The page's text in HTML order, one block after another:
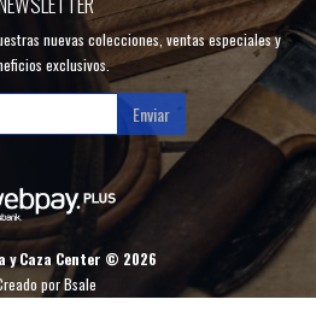
nuevas colecciones, ventas especiales y
exclusivos.
Enviar
y Caza Center © 2026
porBsale